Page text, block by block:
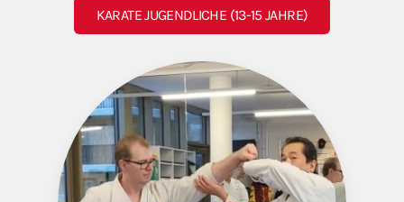
KARATE JUGENDLICHE (13-15 JAHRE)